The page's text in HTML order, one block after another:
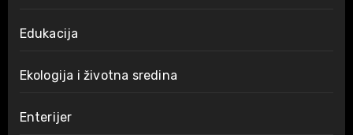
Edukacija
Ekologija i životna sredina
Enterijer